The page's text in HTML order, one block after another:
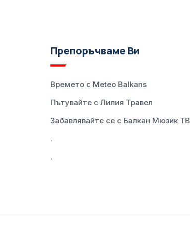
Препоръчваме Ви
Времето с Meteo Balkans
Пътувайте с Лилия Травел
Забавлявайте се с Балкан Мюзик ТВ
.
.